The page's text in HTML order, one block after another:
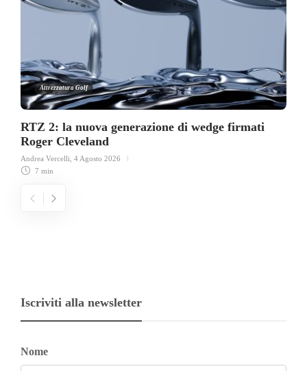
Attrezzatura Golf
RTZ 2: la nuova generazione di wedge firmati
Roger Cleveland
Andrea Vercelli 4 Agosto 2026
7 min
Iscriviti alla newsletter
Nome